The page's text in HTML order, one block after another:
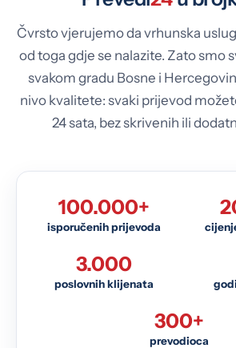
Čvrsto vjerujemo da vrhunska
od toga gdje se nalazite. Zato smo
svakom gradu Bosne i
nivo kvalitete: svaki prijevod
24 sata, bez skrivenih ili
100.000+
isporučenih prijevoda
3.000
poslovnih klijenata
300+
prevodioca